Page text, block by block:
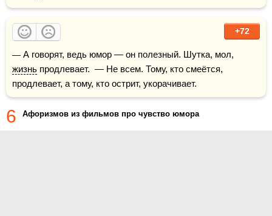
+72
жизнь продлевает.  — Не всем. Тому, кто смеётся,
продлевает, а тому, кто острит, укорачивает.
6 Афоризмов из фильмов про чувство юмора